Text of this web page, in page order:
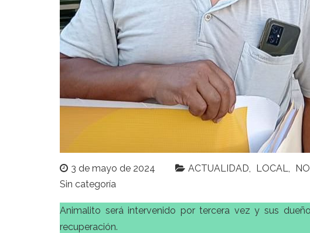
3 de mayo de 2024 ACTUALIDAD LOCAL
Sin categoría
Animalito será intervenido por tercera vez y sus
recuperación.